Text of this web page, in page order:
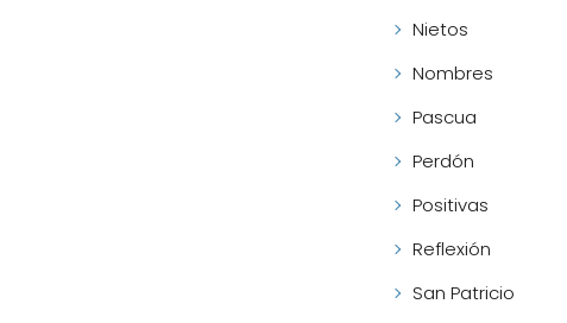
Nietos
Nombres
Pascua
Perdón
Positivas
Reflexión
San Patricio